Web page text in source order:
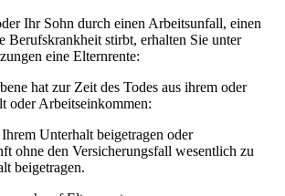
Ihr Sohn durch einen Arbeitsunfall, einen
Berufskrankheit stirbt, erhalten Sie unter
eine Elternrente:
hat zur Zeit des Todes aus ihrem oder
oder Arbeitseinkommen:
Unterhalt beigetragen oder
ohne den Versicherungsfall wesentlich zu
beigetragen.